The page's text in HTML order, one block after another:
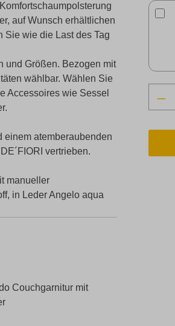
auf Wunsch erhältlichen
Sie wie die Last des Tag
und Größen. Bezogen mit
wählbar. Wählen Sie
Accessoires wie Sessel
einem atemberaubenden
vertrieben.
manueller
in Leder Angelo aqua
Couchgarnitur mit